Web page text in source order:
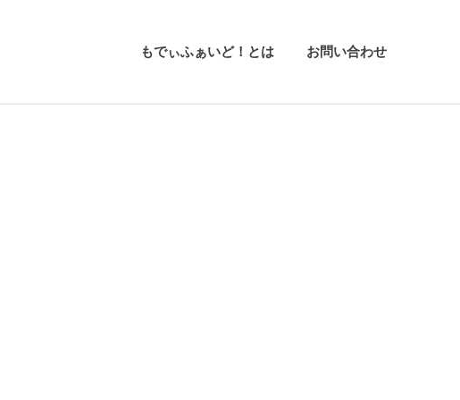
もでぃふぁいど！とは お問い合わせ